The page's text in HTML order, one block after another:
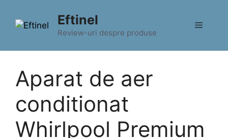
conținut
Eftinel
Review-uri despre produse
Meniu
Aparat de aer
conditionat
Whirlpool Premium